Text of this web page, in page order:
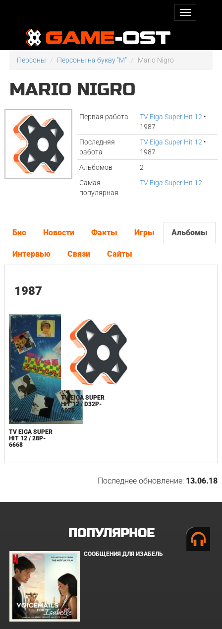
Персоны Персоны на букву "M" Mario Nigro
MARIO NIGRO
Первая работа TV Eiga Super Hit 12 •
1987
Последняя
работа
TV Eiga Super Hit 12 •
1987
Альбомов
2
Самая
популярная
TV Eiga Super Hit 12
Био Новости Факты Игры Альбомы
Интервью Связи Сайты
1987
TV EIGA SUPER
HIT 12 / 28P-
6668
TV EIGA SUPER
HIT 12 / D32P-
6075
Последнее обновление: 13.06.18
ПОПУЛЯРНОЕ
СООБЩЕНИЯ ДЛЯ ИЗАБЕЛЬ